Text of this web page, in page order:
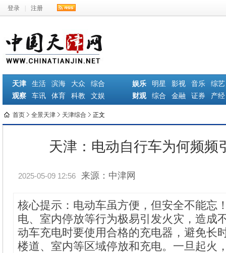
登录 注册
天津 生活 滨海 大众
综合
观察
车讯 体育 科教 文娱
娱乐 明星 影视 音乐
综艺
财观
综合 金融 证券 产经
首页 全景天津 天津综合 正文
天津：电动自行车为何频频
2025-05-09 12:56 来源：中津网
核心提示：电动车虽方便，但安全不能忘
电、室内停放等行为极易引发火灾，造成
动车充电时要使用合格的充电器，避免长
楼道、室内等区域停放和充电。一旦起火